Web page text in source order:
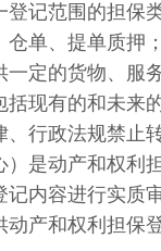
记范围的担保
单、提单质押；
一定的货物、服
现有的和未来
行政法规禁止
是动产和权利
内容进行实质
产和权利担保